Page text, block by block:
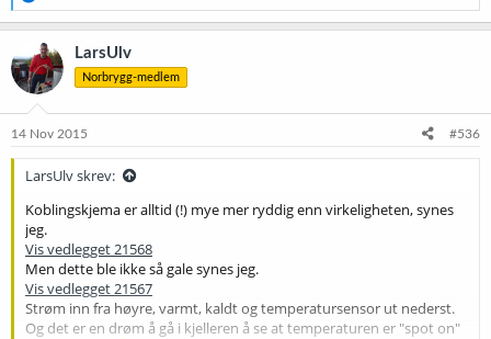
e
a
k
s
j
o
e
LarsUlv
Norbrygg-medlem
14 Nov 2015 #536
LarsUlv skrev:
Koblingskjema er alltid (!) mye mer ryddig enn virkeligheten, synes
jeg.
Vis vedlegget 21568
Men dette ble ikke så gale synes jeg.
Vis vedlegget 21567
Strøm inn fra høyre, varmt, kaldt og temperatursensor ut nederst.
Og det er en drøm å gå i kjelleren å se at temperaturen er "spot on"